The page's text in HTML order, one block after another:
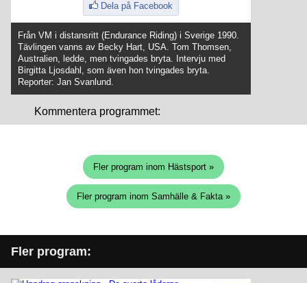
Dela på Facebook
Från VM i distansritt (Endurance Riding) i Sverige 1990.
Tävlingen vanns av Becky Hart, USA. Tom Thomsen,
Australien, ledde, men tvingades bryta. Intervju med
Birgitta Ljosdahl, som även hon tvingades bryta.
Reporter: Jan Svanlund.
Kommentera programmet:
Fler program inom Hästsport »
Fler program inom Samhälle & Fakta »
Fler program: